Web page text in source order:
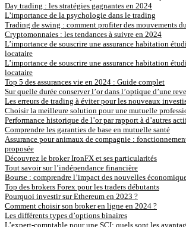
Day trading : les stratégies gagnantes en 2024
L’importance de la psychologie dans le trading
Trading de swing : comment profiter des mouvements
Cryptomonnaies : les tendances à suivre en 2024
L’importance de souscrire une assurance habitation
locataire
L’importance de souscrire une assurance habitation
locataire
Top 5 des assurances vie en 2024 : Guide complet
Sur quelle durée conserver l’or dans l’optique d’une
Les erreurs de trading à éviter pour les nouveaux
Choisir la meilleure solution pour une mutuelle
Performance historique de l’or par rapport à d’autres
Comprendre les garanties de base en mutuelle santé
Assurance pour animaux de compagnie :
proposée
Découvrez le broker IronFX et ses particularités
Tout savoir sur l’indépendance financière
Bourse : comprendre l’impact des nouvelles
Top des brokers Forex pour les traders débutants
Pourquoi investir sur Ethereum en 2023 ?
Comment choisir son broker en ligne en 2024 ?
Les différents types d’options binaires
L’expert-comptable pour une SCI: quels sont les